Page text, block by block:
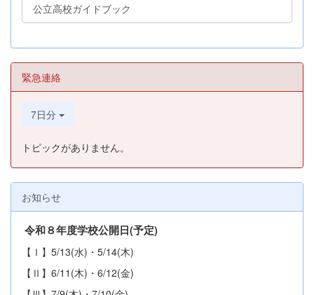
公立高校ガイドブック
緊急連絡
7日分
トピックがありません。
お知らせ
令和８年度学校公開日(予定)
【Ⅰ】5/13(水)・5/14(木)
【Ⅱ】6/11(木)・6/12(金)